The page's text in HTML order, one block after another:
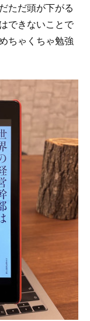
ただ頭が下がる
できないことで
ちゃくちゃ勉強